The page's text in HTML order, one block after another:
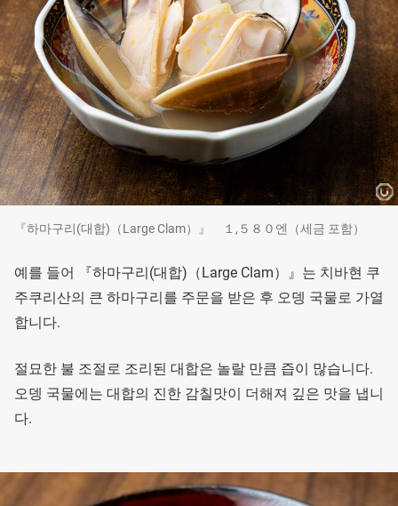
『하마구리(대합)（Large Clam）』 １,５８０엔（세금 포함）
예를 들어 『하마구리(대합)（Large Clam）』는 치바현 쿠
주쿠리산의 큰 하마구리를 주문을 받은 후 오뎅 국물로 가열
합니다.
절묘한 불 조절로 조리된 대합은 놀랄 만큼 즙이 많습니다.
오뎅 국물에는 대합의 진한 감칠맛이 더해져 깊은 맛을 냅니
다.